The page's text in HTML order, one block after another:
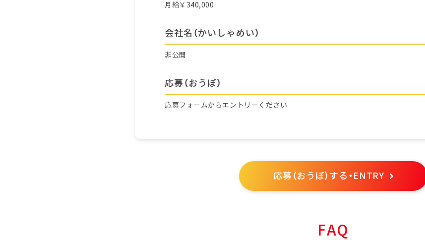
月給￥340,000
会社名（かいしゃめい）
非公開
応募（おうぼ）
応募フォームからエントリーください
応募（おうぼ）する・ENTRY
FAQ